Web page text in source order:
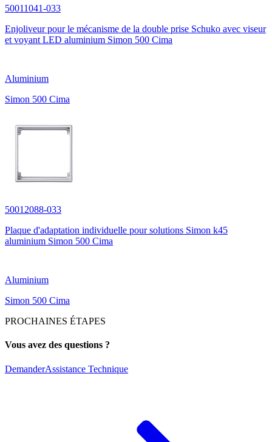
50011041-033
Enjoliveur pour le mécanisme de la double prise Schuko avec viseur
et voyant LED aluminium Simon 500 Cima
Aluminium
Simon 500 Cima
50012088-033
Plaque d'adaptation individuelle pour solutions Simon k45
aluminium Simon 500 Cima
Aluminium
Simon 500 Cima
PROCHAINES ÉTAPES
Vous avez des questions ?
DemanderAssistance Technique